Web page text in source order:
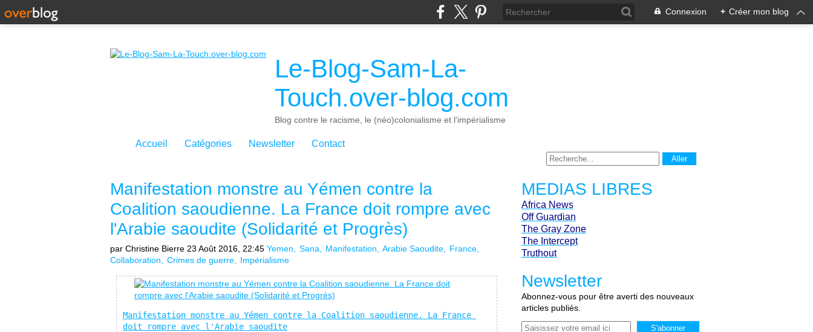
Connexion + Créer mon blog
Le-Blog-Sam-La-
Touch.over-blog.com
Blog contre le racisme, le (néo)colonialisme et l'impérialisme
Accueil Catégories Newsletter Contact
Manifestation monstre au Yémen contre la
Coalition saoudienne. La France doit rompre avec
l'Arabie saoudite (Solidarité et Progrès)
par Christine Bierre 23 Août 2016, 22:45 Yemen Sana Manifestation Arabie Saoudite
France
Collaboration
Crimes de guerre Impérialisme
Manifestation monstre au Yémen contre la Coalition saoudienne. La France
doit rompre avec l'Arabie saoudite
MEDIAS LIBRES
Africa News
Off Guardian
The Gray Zone
The Intercept
Truthout
Newsletter
Abonnez-vous pour être averti des nouveaux
articles publiés.
Email